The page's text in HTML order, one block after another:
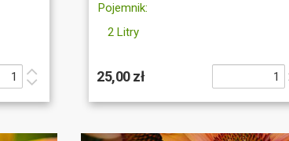
Pojemnik:
2 Litry
25,00 zł